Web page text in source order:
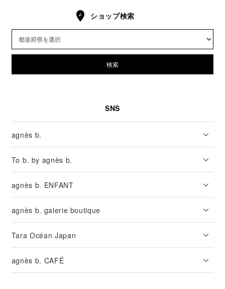
ショップ検索
検索
SNS
agnès b.
To b. by agnès b.
agnès b. ENFANT
agnès b. galerie boutique
Tara Océan Japan
agnès b. CAFÉ